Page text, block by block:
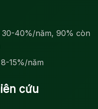
30-40%/năm, 90% còn
15%/năm
cứu